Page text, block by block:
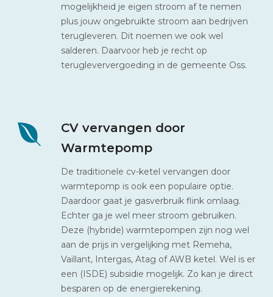
mogelijkheid je eigen stroom af te nemen
plus jouw ongebruikte stroom aan bedrijven
terugleveren. Dit noemen we ook wel
salderen. Daarvoor heb je recht op
terugleververgoeding in de gemeente Oss.
CV vervangen door
Warmtepomp
De traditionele cv-ketel vervangen door
warmtepomp is ook een populaire optie.
Daardoor gaat je gasverbruik flink omlaag.
Echter ga je wel meer stroom gebruiken.
Deze (hybride) warmtepompen zijn nog wel
aan de prijs in vergelijking met Remeha,
Vaillant, Intergas, Atag of AWB ketel. Wel is er
een (ISDE) subsidie mogelijk. Zo kan je direct
besparen op de energierekening.